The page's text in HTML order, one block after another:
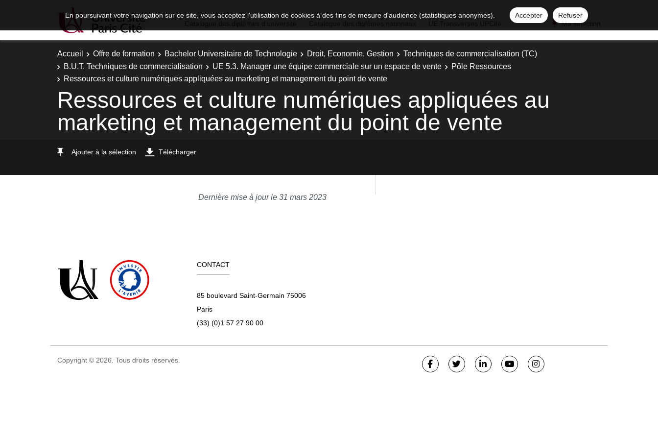
En poursuivant votre navigation sur ce site, vous acceptez l'utilisation de cookies à des fins de mesure d'audience (statistiques anonymes). Accepter
Refuser
Ma sélection
Accueil Offre de formation Bachelor Universitaire de Technologie Droit, Economie, Gestion
Techniques de commercialisation (TC)
B.U.T. Techniques de commercialisation
UE 5.3. Manager une équipe commerciale sur un espace de vente
Pôle Ressources
Ressources et culture numériques appliquées au marketing et management du point de vente
Ressources et culture numériques appliquées au
marketing et management du point de vente
Ajouter à la sélection Télécharger
Dernière mise à jour le 31 mars 2023
CONTACT
85 boulevard Saint-Germain 75006
Paris
(33) (0)1 57 27 90 00
Copyright © 2026. Tous droits réservés.